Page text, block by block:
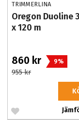
TRIMMERLINA
Oregon Duoline
x 120 m
860 kr 9%
955 kr